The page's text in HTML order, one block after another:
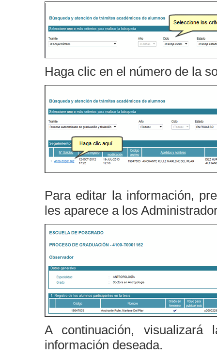
Haga clic en el número de la
Para editar la información,
les aparece a los
A continuación, visualizará
información deseada.